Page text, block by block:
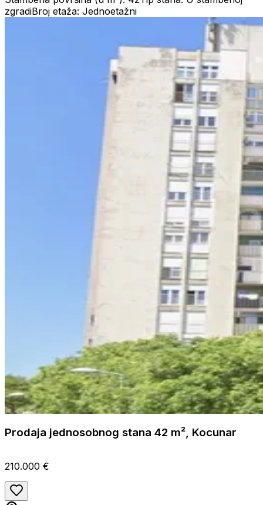
zgradiBroj etaža: Jednoetažni
Prodaja jednosobnog stana 42 m², Kocunar
210.000 €